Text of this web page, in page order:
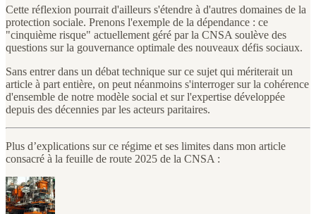
Cette réflexion pourrait d'ailleurs s'étendre à d'autres domaines de la
protection sociale. Prenons l'exemple de la dépendance : ce
"cinquième risque" actuellement géré par la CNSA soulève des
questions sur la gouvernance optimale des nouveaux défis sociaux.
Sans entrer dans un débat technique sur ce sujet qui mériterait un
article à part entière, on peut néanmoins s'interroger sur la cohérence
d'ensemble de notre modèle social et sur l'expertise développée
depuis des décennies par les acteurs paritaires.
Plus d’explications sur ce régime et ses limites dans mon article
consacré à la feuille de route 2025 de la CNSA :